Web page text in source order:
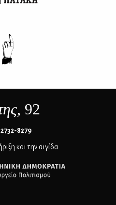
, 92
2732-8279
και την αιγίδα